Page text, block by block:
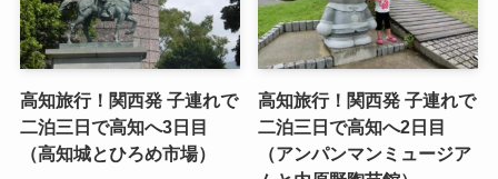
高知旅行！関西発 子連れで
二泊三日で高知へ3日目
（高知城とひろめ市場）
高知旅行！関西発 子連れで
二泊三日で高知へ2日目
（アンパンマンミュージア